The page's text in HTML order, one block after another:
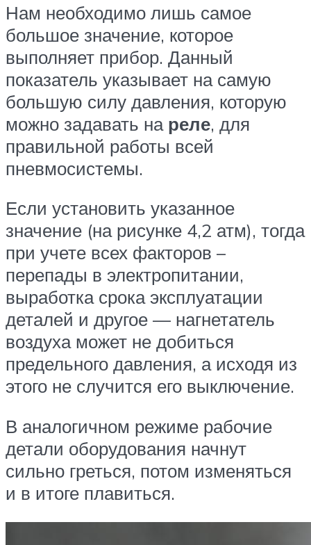
Нам необходимо лишь самое
большое значение, которое
выполняет прибор. Данный
показатель указывает на самую
большую силу давления, которую
можно задавать на реле, для
правильной работы всей
пневмосистемы.
Если установить указанное
значение (на рисунке 4,2 атм), тогда
при учете всех факторов –
перепады в электропитании,
выработка срока эксплуатации
деталей и другое — нагнетатель
воздуха может не добиться
предельного давления, а исходя из
этого не случится его выключение.
В аналогичном режиме рабочие
детали оборудования начнут
сильно греться, потом изменяться
и в итоге плавиться.